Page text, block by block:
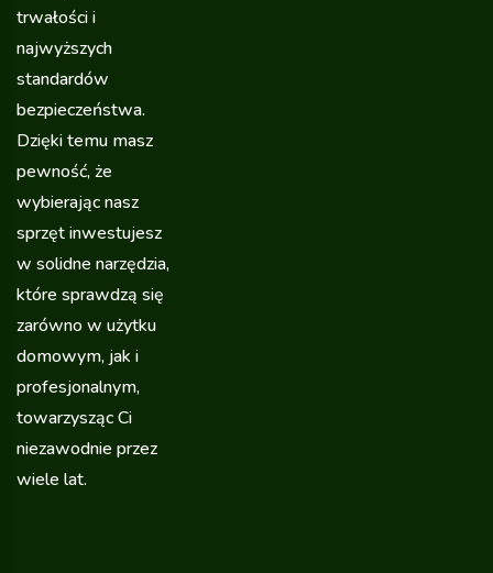
trwałości i
najwyższych
standardów
bezpieczeństwa.
Dzięki temu masz
pewność, że
wybierając nasz
sprzęt inwestujesz
w solidne narzędzia,
które sprawdzą się
zarówno w użytku
domowym, jak i
profesjonalnym,
towarzysząc Ci
niezawodnie przez
wiele lat.